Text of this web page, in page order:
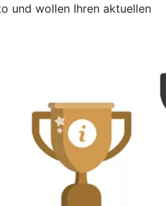
und wollen Ihren aktuellen